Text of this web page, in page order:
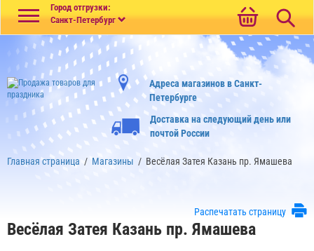
Город отгрузки:
Санкт-Петербург
Адреса магазинов в Санкт-
Петербурге
Доставка на следующий день или
почтой России
Главная страница / Магазины / Весёлая Затея Казань пр. Ямашева
Распечатать страницу
Весёлая Затея Казань пр. Ямашева